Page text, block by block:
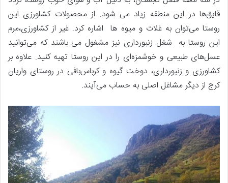
قایق‌ها در این منطقه زیاد می شود. از محصولات کشاورزی این
روستا می‌توان به غلات و میوه ها اشاره کرد. غیر از کشاورزی،مرم
این روستا به شغل زنبورداری نیز مشغول می باشند که می‌توانید
عسل‌های طبیعی و خوشمزه‌ای را در این روستا تهیه کنید. علاوه بر
کشاورزی و زنبورداری، دوخت گیوه و کرباس‌بافی در روستای واریان
کرج از دیگر مشاغل اصلی به حساب می‌آیند.